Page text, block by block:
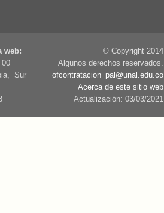
web:
00
Sur
© Copyright 2014
Algunos derechos reservados.
ofcontratacion_pal@unal.edu.co
Acerca de este sitio web
Actualización: 03/03/2021